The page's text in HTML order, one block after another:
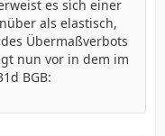
es sich einer
als elastisch,
Übermaßverbots
nun vor in dem im
BGB: